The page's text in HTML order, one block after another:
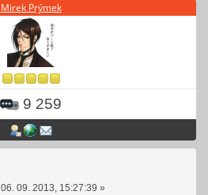
Mirek Prýmek
9 259
06. 09. 2013, 15:27:39 »